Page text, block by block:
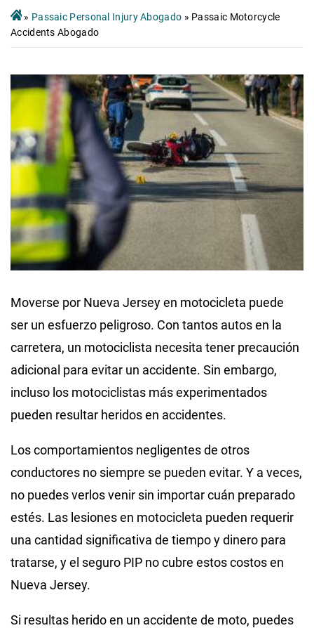
» Passaic Personal Injury Abogado » Passaic Motorcycle
Accidents Abogado
Moverse por Nueva Jersey en motocicleta puede
ser un esfuerzo peligroso. Con tantos autos en la
carretera, un motociclista necesita tener precaución
adicional para evitar un accidente. Sin embargo,
incluso los motociclistas más experimentados
pueden resultar heridos en accidentes.
Los comportamientos negligentes de otros
conductores no siempre se pueden evitar. Y a veces,
no puedes verlos venir sin importar cuán preparado
estés. Las lesiones en motocicleta pueden requerir
una cantidad significativa de tiempo y dinero para
tratarse, y el seguro PIP no cubre estos costos en
Nueva Jersey.
Si resultas herido en un accidente de moto, puedes